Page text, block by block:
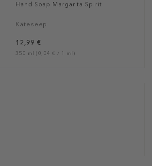
Hand Soap Margarita Spirit
Käteseep
12,99 €
350 ml (0,04 € / 1 ml)